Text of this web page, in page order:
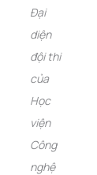
Đại
diện
đội thi
của
Học
viện
Công
nghệ